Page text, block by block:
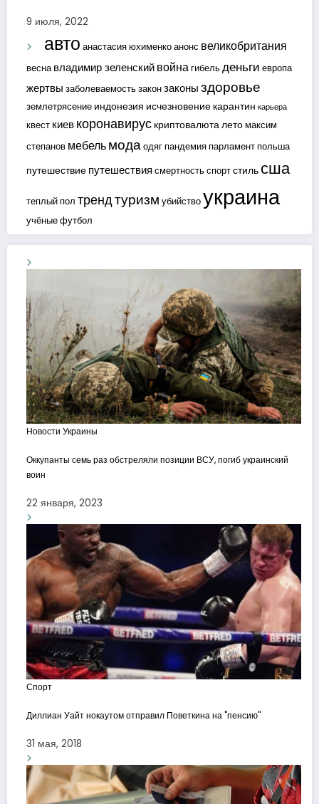
9 июля, 2022
авто анастасия юхименкоанонс великобритания
весна владимир зеленскийвойнагибельденьги европа
жертвы заболеваемостьзаконзаконыздоровье
землетрясение индонезия исчезновение карантин карьера
квест киевкоронавирус криптовалюталетомаксим
степанов мебельмодаодягпандемияпарламентпольша
путешествие путешествия смертностьспортстиль сша
теплый пол трендтуризм убийствоукраина
учёныефутбол
Новости Украины
Оккупанты семь раз обстреляли позиции ВСУ, погиб украинский
воин
22 января, 2023
Спорт
Диллиан Уайт нокаутом отправил Поветкина на "пенсию"
31 мая, 2018